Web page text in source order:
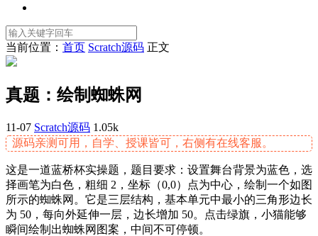
当前位置： 首页 Scratch源码 正文
真题：绘制蜘蛛网
11-07 Scratch源码 1.05k
源码亲测可用，自学、授课皆可，右侧有在线客服。
这是一道蓝桥杯实操题，题目要求：设置舞台背景为蓝色，选
择画笔为白色，粗细 2，坐标（0,0）点为中心，绘制一个如图
所示的蜘蛛网。它是三层结构，基本单元中最小的三角形边长
为 50，每向外延伸一层，边长增加 50。点击绿旗，小猫能够
瞬间绘制出蜘蛛网图案，中间不可停顿。